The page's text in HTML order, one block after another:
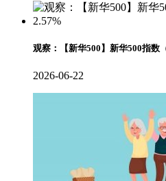
观察：【新华500】新华500指数
2026-06-22